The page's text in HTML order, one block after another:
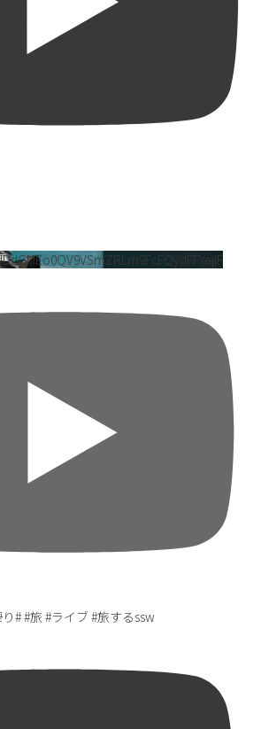
# #旅 #ライブ #旅するssw